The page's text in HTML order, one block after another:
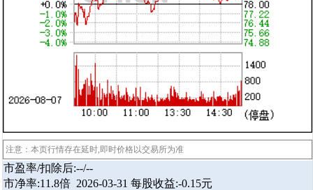
注意：本页行情存在延时,即时价格以交易所为准
市盈率/扣除后:--/--
市净率:11.8倍 2026-03-31 每股收益:-0.15元